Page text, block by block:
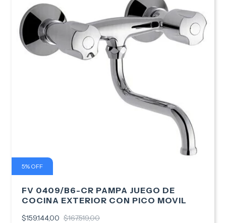
5% OFF
FV 0409/B6-CR PAMPA JUEGO DE
COCINA EXTERIOR CON PICO MOVIL
$159.144,00 $167.519,00